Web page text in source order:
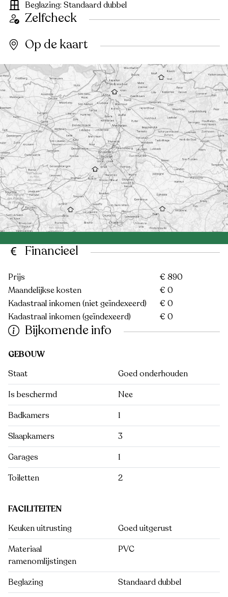
Beglazing: Standaard dubbel
Zelfcheck
Op de kaart
Financieel
Prijs
€ 890
Maandelijkse kosten
€ 0
Kadastraal inkomen (niet geïndexeerd)
€ 0
Kadastraal inkomen (geïndexeerd)
€ 0
Bijkomende info
GEBOUW
Staat
Goed onderhouden
Is beschermd
Nee
Badkamers
1
Slaapkamers
3
Garages
1
Toiletten
2
FACILITEITEN
Keuken uitrusting
Goed uitgerust
Materiaal
ramenomlijstingen
PVC
Beglazing
Standaard dubbel